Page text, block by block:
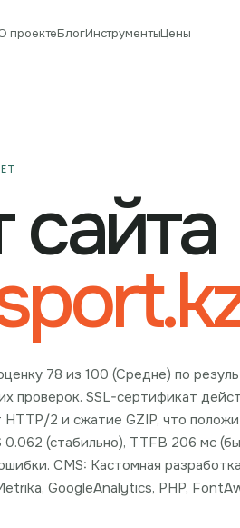
проектеБлогИнструментыЦены
78 из 100 (Средне) по
проверок. SSL-сертификат
2 и сжатие GZIP, что
0.062 (стабильно), TTFB 206 мс
CMS: Кастомная
GoogleAnalytics, PHP,